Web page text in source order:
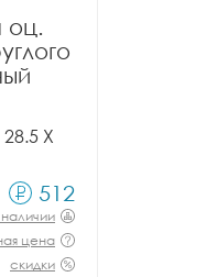
оц.
X
512
цена
скидки